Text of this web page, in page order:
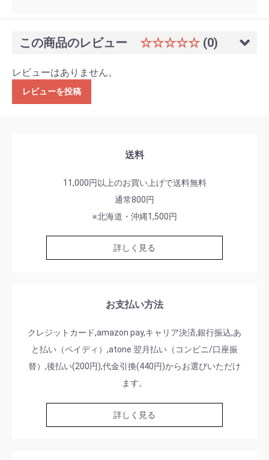
この商品のレビュー ☆☆☆☆☆ (0)
レビューはありません。
レビューを投稿
送料
11,000円以上のお買い上げで送料無料
通常800円
※北海道・沖縄1,500円
詳しく見る
お支払い方法
クレジットカード,amazon pay,キャリア決済,銀行振込,あ
と払い（ペイディ）,atone 翌月払い（コンビニ/口座振
替）,後払い(200円),代金引換(440円)からお選びいただけ
ます。
詳しく見る